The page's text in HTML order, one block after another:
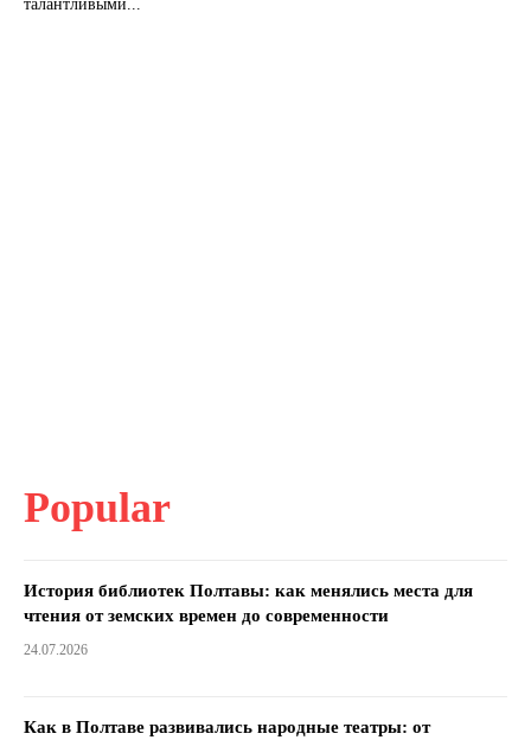
талантливыми...
Popular
История библиотек Полтавы: как менялись места для
чтения от земских времен до современности
24.07.2026
Как в Полтаве развивались народные театры: от